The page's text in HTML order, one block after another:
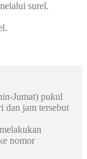
surel.
Jumat) pukul
dan jam tersebut
nomor